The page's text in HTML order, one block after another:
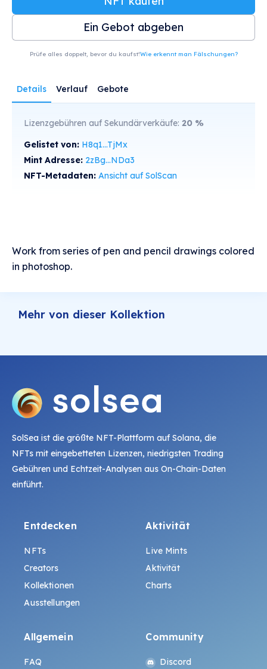
Ein Gebot abgeben
Prüfe alles doppelt, bevor du kaufst!Wie erkennt man Fälschungen?
Details Verlauf Gebote
Lizenzgebühren auf Sekundärverkäufe: 20 %
Gelistet von: H8q1...TjMx
Mint Adresse: 2zBg...NDa3
NFT-Metadaten: Ansicht auf SolScan
Work from series of pen and pencil drawings colored
in photoshop.
Mehr von dieser Kollektion
SolSea ist die größte NFT-Plattform auf Solana, die
NFTs mit eingebetteten Lizenzen, niedrigsten Trading
Gebühren und Echtzeit-Analysen aus On-Chain-Daten
einführt.
Entdecken
NFTs
Creators
Kollektionen
Ausstellungen
Aktivität
Live Mints
Aktivität
Charts
Allgemein
FAQ
Community
Discord